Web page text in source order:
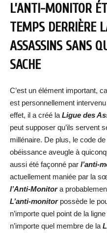
L’ANTI-MONITOR
TEMPS DERRIÈRE
ASSASSINS SANS
SACHE
C’est un élément important,
est personnellement
effet, il a créé la Ligue des
peut supposer qu’ils servent
millénaire. De plus, le code de
obéissance aveugle à
aussi été façonné par l’anti-
actuellement maniée par la
l’Anti-Monitora
L’anti-monitorpossède le
n’importe quel point de la
n’importe quel membre de la